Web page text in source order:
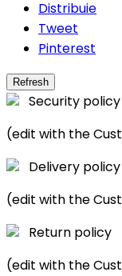
Distribuie
Tweet
Pinterest
Security policy
(edit with the
Delivery policy
(edit with the
Return policy
(edit with the